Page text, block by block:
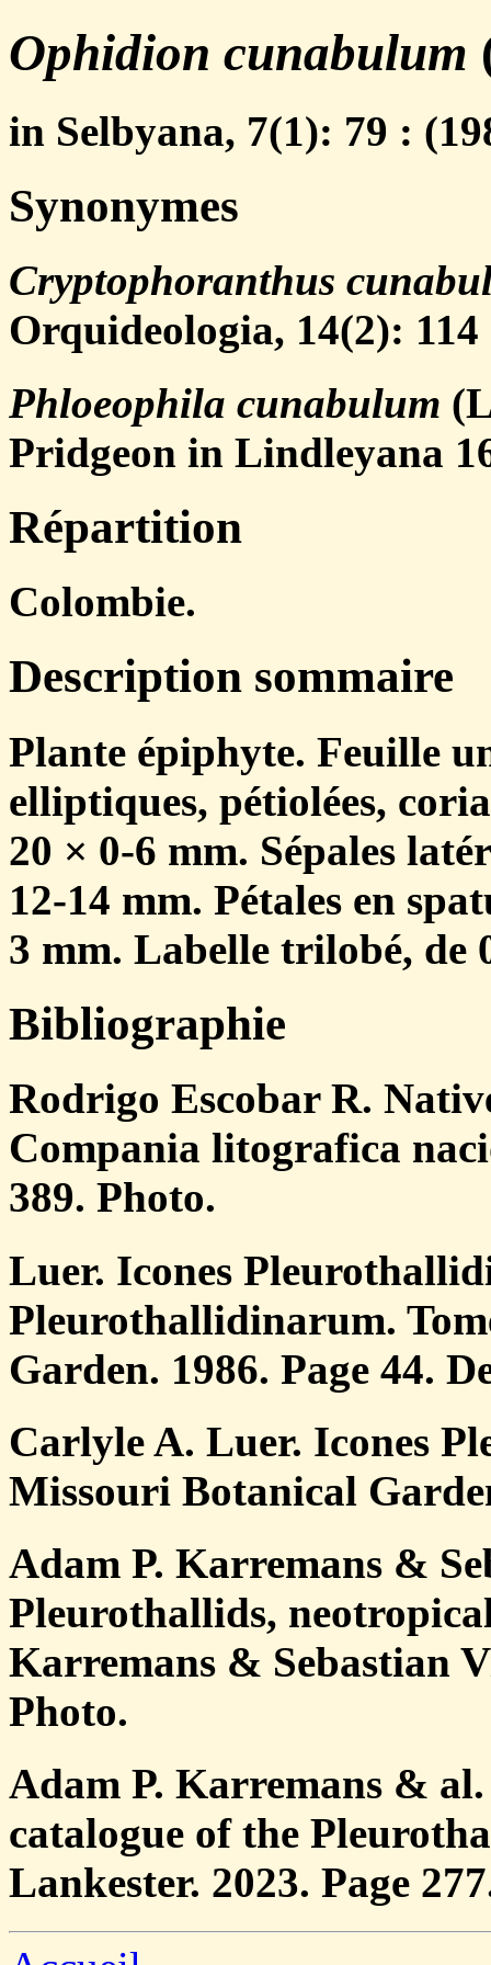
Ophidion cunabulum
in Selbyana, 7(1): 79 :
Synonymes
Cryptophoranthus
Orquideologia, 14(2):
Phloeophila cunabulum
Pridgeon in Lindleyana
Répartition
Colombie.
Description sommaire
Plante épiphyte. Feuille
elliptiques, pétiolées,
20 × 0-6 mm. Sépales
12-14 mm. Pétales en
3 mm. Labelle trilobé, de
Bibliographie
Rodrigo Escobar R.
Compania litografica
389. Photo.
Luer. Icones
Pleurothallidinarum.
Garden. 1986. Page 44.
Carlyle A. Luer. Icones
Missouri Botanical
Adam P. Karremans &
Pleurothallids,
Karremans & Sebastian
Photo.
Adam P. Karremans &
catalogue of the
Lankester. 2023. Page